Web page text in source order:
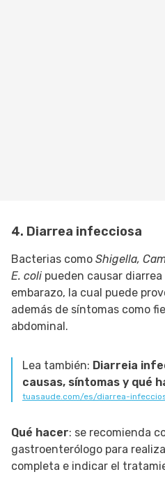
4. Diarrea infecciosa
Bacterias como Shigella,
E. coli pueden causar
embarazo, la cual puede
además de síntomas como
abdominal.
Lea también: Diarreia
causas, síntomas y qué
tuasaude.com/es/diarrea-
Qué hacer: se recomienda
gastroenterólogo para
completa e indicar el